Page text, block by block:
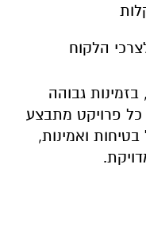
הלקוח
בזמינות גבוהה
פרויקט מתבצע
ואמינות,